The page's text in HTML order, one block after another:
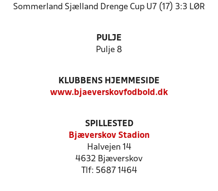
Sommerland Sjælland Drenge Cup U7 (17) 3:3 LØR
PULJE
Pulje 8
KLUBBENS HJEMMESIDE
www.bjaeverskovfodbold.dk
SPILLESTED
Bjæverskov Stadion
Halvejen 14
4632 Bjæverskov
Tlf: 5687 1464